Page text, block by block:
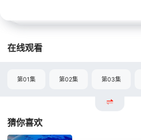
在线观看
第01集 第02集 第03集
猜你喜欢